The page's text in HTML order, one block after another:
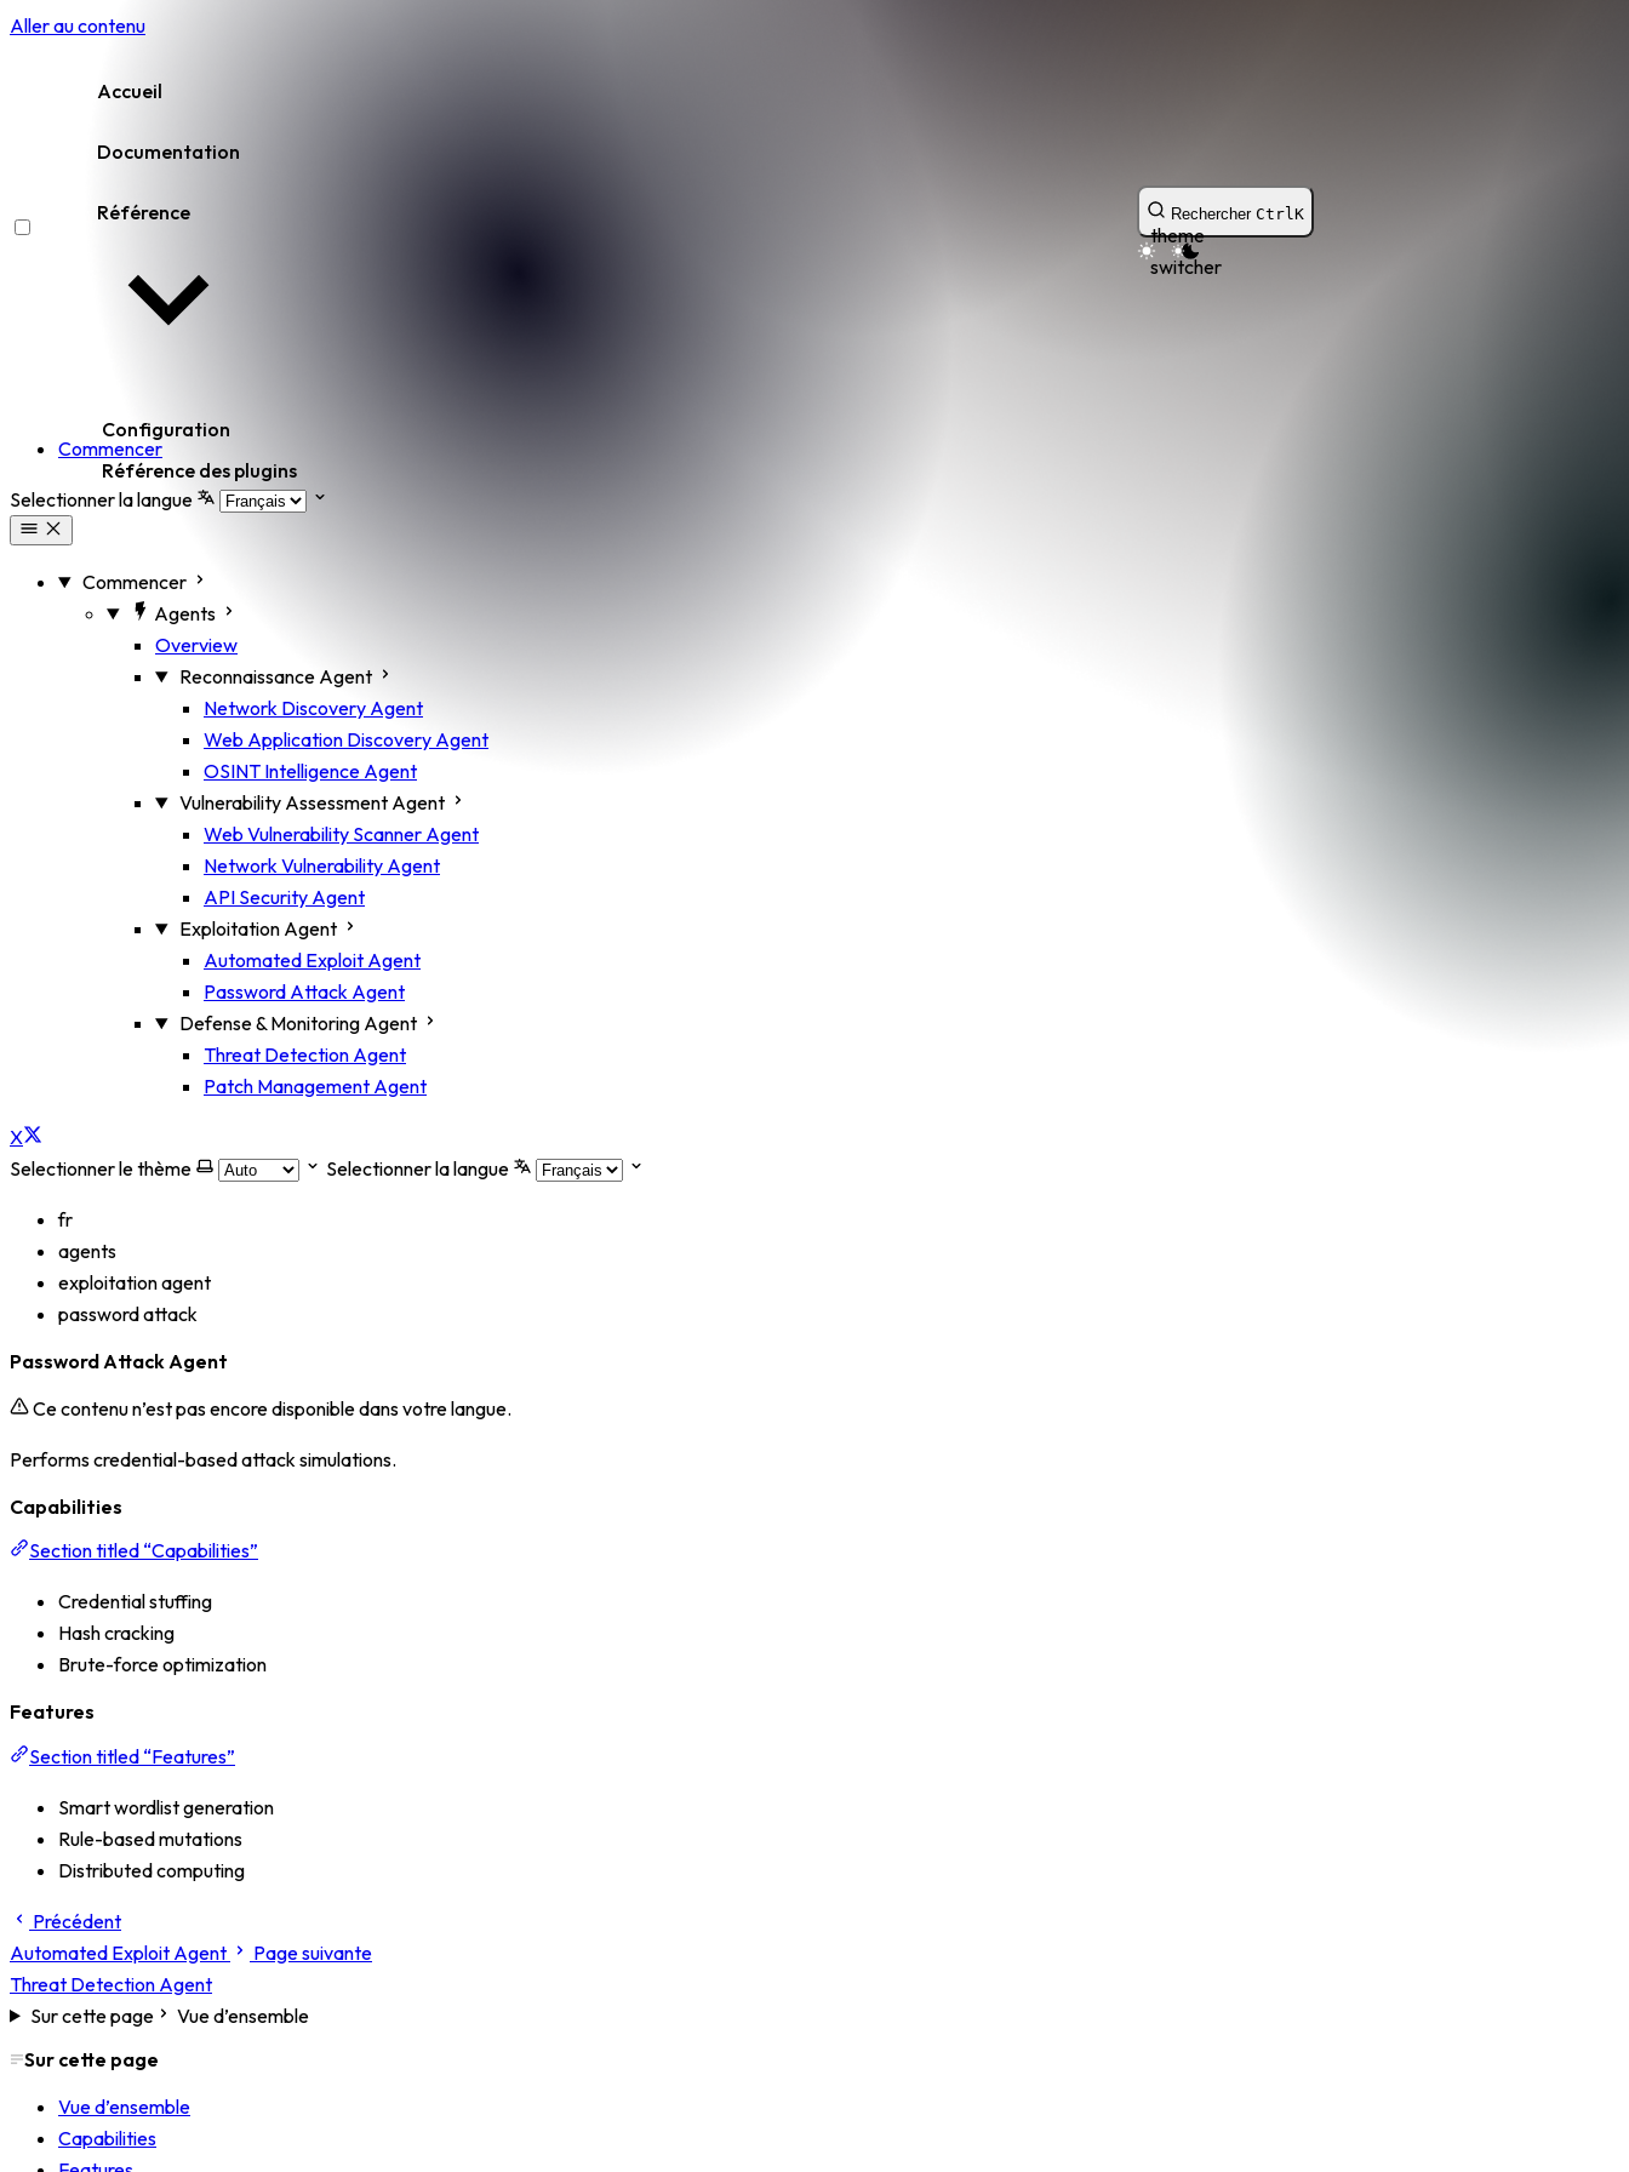
Aller au contenu
Accueil
Documentation
Référence
Configuration
Référence des plugins
Rechercher CtrlK
theme
switcher
Commencer
Selectionner la langue
Commencer
Agents
Overview
Reconnaissance Agent
Network Discovery Agent
Web Application Discovery Agent
OSINT Intelligence Agent
Vulnerability Assessment Agent
Web Vulnerability Scanner Agent
Network Vulnerability Agent
API Security Agent
Exploitation Agent
Automated Exploit Agent
Password Attack Agent
Defense & Monitoring Agent
Threat Detection Agent
Patch Management Agent
X
Selectionner le thème
Selectionner la langue
fr
agents
exploitation agent
password attack
Password Attack Agent
Ce contenu n’est pas encore disponible dans votre langue.
Performs credential-based attack simulations.
Capabilities
Section titled “Capabilities”
Credential stuffing
Hash cracking
Brute-force optimization
Features
Section titled “Features”
Smart wordlist generation
Rule-based mutations
Distributed computing
Précédent
Automated Exploit Agent
Page suivante
Threat Detection Agent
Sur cette page
Vue d’ensemble
Sur cette page
Vue d’ensemble
Capabilities